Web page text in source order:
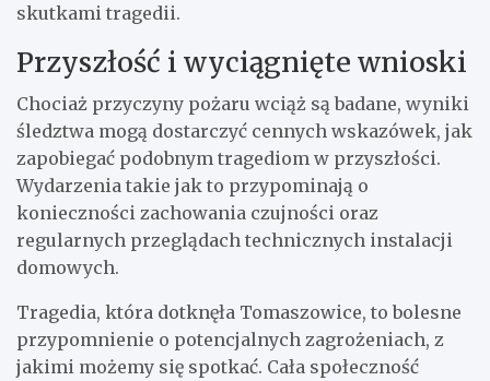
skutkami tragedii.
Przyszłość i wyciągnięte wnioski
Chociaż przyczyny pożaru wciąż są badane, wyniki
śledztwa mogą dostarczyć cennych wskazówek, jak
zapobiegać podobnym tragediom w przyszłości.
Wydarzenia takie jak to przypominają o
konieczności zachowania czujności oraz
regularnych przeglądach technicznych instalacji
domowych.
Tragedia, która dotknęła Tomaszowice, to bolesne
przypomnienie o potencjalnych zagrożeniach, z
jakimi możemy się spotkać. Cała społeczność